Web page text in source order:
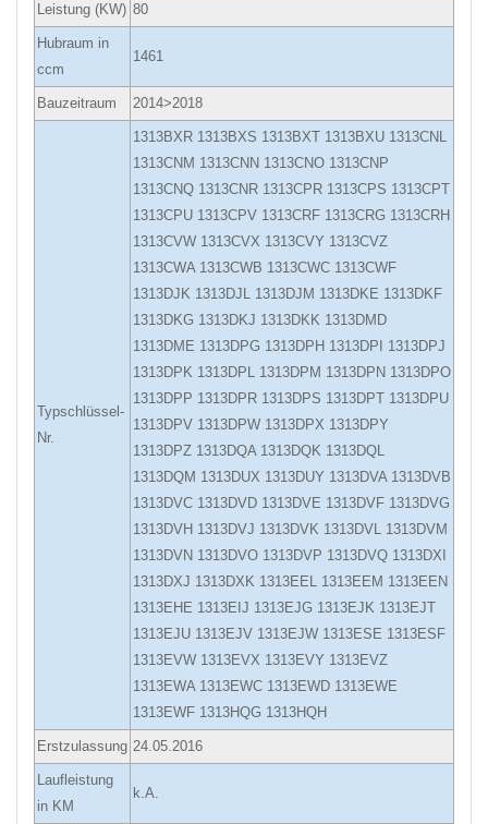
Leistung (KW) 80
Hubraum in
ccm
1461
Bauzeitraum 2014>2018
Typschlüssel-
Nr.
1313BXR 1313BXS 1313BXT 1313BXU 1313CNL
1313CNM 1313CNN 1313CNO 1313CNP
1313CNQ 1313CNR 1313CPR 1313CPS 1313CPT
1313CPU 1313CPV 1313CRF 1313CRG 1313CRH
1313CVW 1313CVX 1313CVY 1313CVZ
1313CWA 1313CWB 1313CWC 1313CWF
1313DJK 1313DJL 1313DJM 1313DKE 1313DKF
1313DKG 1313DKJ 1313DKK 1313DMD
1313DME 1313DPG 1313DPH 1313DPI 1313DPJ
1313DPK 1313DPL 1313DPM 1313DPN 1313DPO
1313DPP 1313DPR 1313DPS 1313DPT 1313DPU
1313DPV 1313DPW 1313DPX 1313DPY
1313DPZ 1313DQA 1313DQK 1313DQL
1313DQM 1313DUX 1313DUY 1313DVA 1313DVB
1313DVC 1313DVD 1313DVE 1313DVF 1313DVG
1313DVH 1313DVJ 1313DVK 1313DVL 1313DVM
1313DVN 1313DVO 1313DVP 1313DVQ 1313DXI
1313DXJ 1313DXK 1313EEL 1313EEM 1313EEN
1313EHE 1313EIJ 1313EJG 1313EJK 1313EJT
1313EJU 1313EJV 1313EJW 1313ESE 1313ESF
1313EVW 1313EVX 1313EVY 1313EVZ
1313EWA 1313EWC 1313EWD 1313EWE
1313EWF 1313HQG 1313HQH
Erstzulassung 24.05.2016
Laufleistung
in KM
k.A.